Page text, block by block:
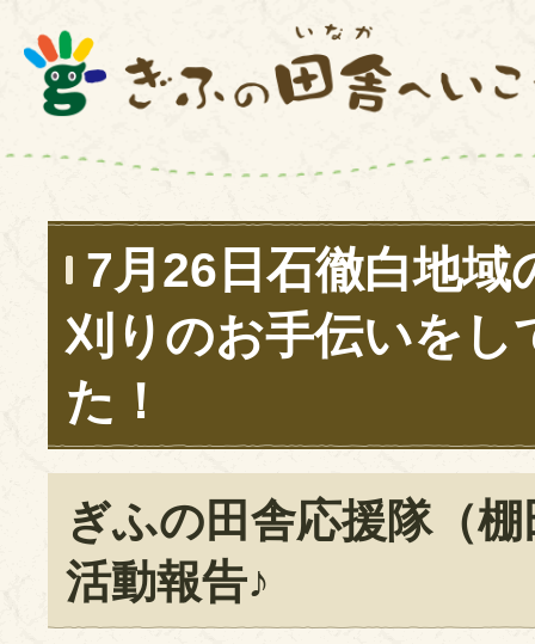
7月26日石徹白地域
刈りのお手伝いをし
た！
ぎふの田舎応援隊（
活動報告♪